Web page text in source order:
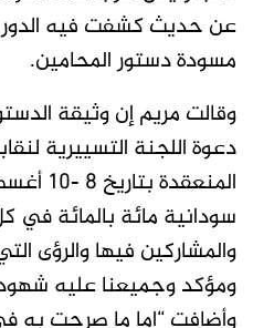
عن حديث كشفت فيه
مسودة دستور المحامين.
وقالت مريم إن وثيقة
دعوة اللجنة التسييرية
سودانية مائة بالمائة في
والمشاركين فيها والرؤى
ومؤكد وجميعنا عليه